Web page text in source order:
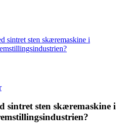
sintret sten skæremaskine i
sintret sten skæremaskine i